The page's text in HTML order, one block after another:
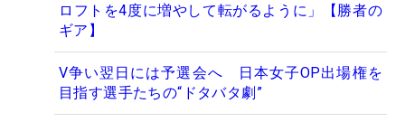
ロフトを4度に増やして転がるように」【勝者の
ギア】
V争い翌日には予選会へ 日本女子OP出場権を
目指す選手たちの“ドタバタ劇”